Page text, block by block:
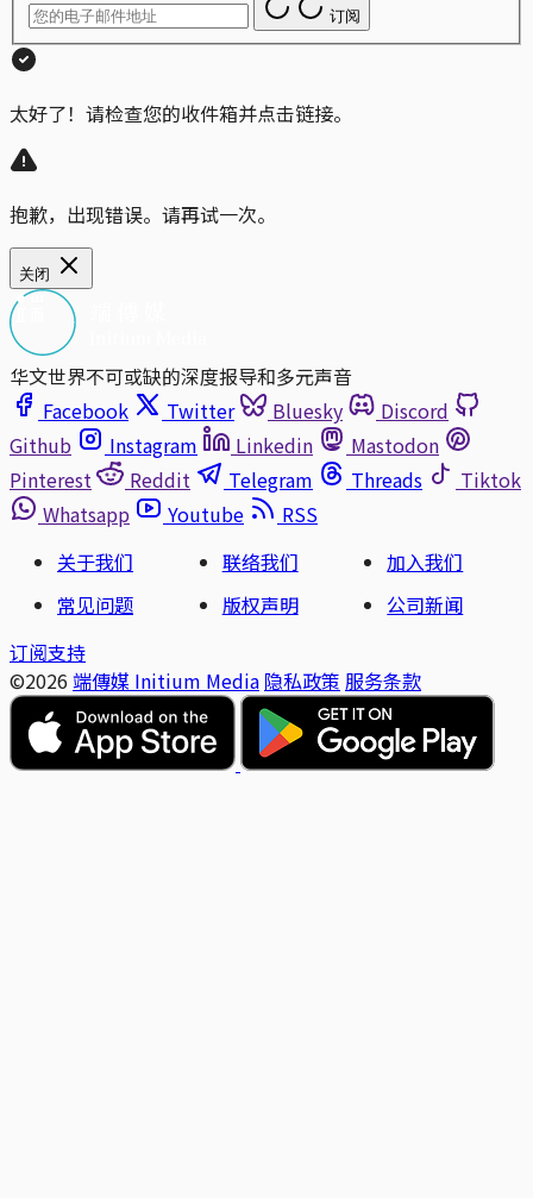
订阅
太好了！请检查您的收件箱并点击链接。
抱歉，出现错误。请再试一次。
关闭
华文世界不可或缺的深度报导和多元声音
Facebook
Twitter Bluesky
Discord
Github
Instagram Linkedin
Mastodon
Pinterest
Reddit Telegram Threads
Tiktok
Whatsapp
Youtube
RSS
关于我们
联络我们
加入我们
常见问题
版权声明
公司新闻
订阅支持
©2026 端傳媒 Initium Media 隐私政策 服务条款